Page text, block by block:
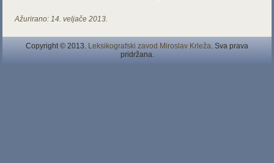
Ažurirano: 14. veljače 2013.
Copyright © 2013. Leksikografski zavod Miroslav Krleža. Sva prava
pridržana.